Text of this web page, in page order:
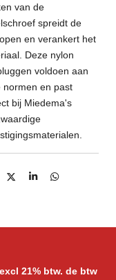
van de
spreidt de
en verankert het
Deze nylon
voldoen aan
normen en past
bij Miedema's
D
S
D
21% btw. de btw